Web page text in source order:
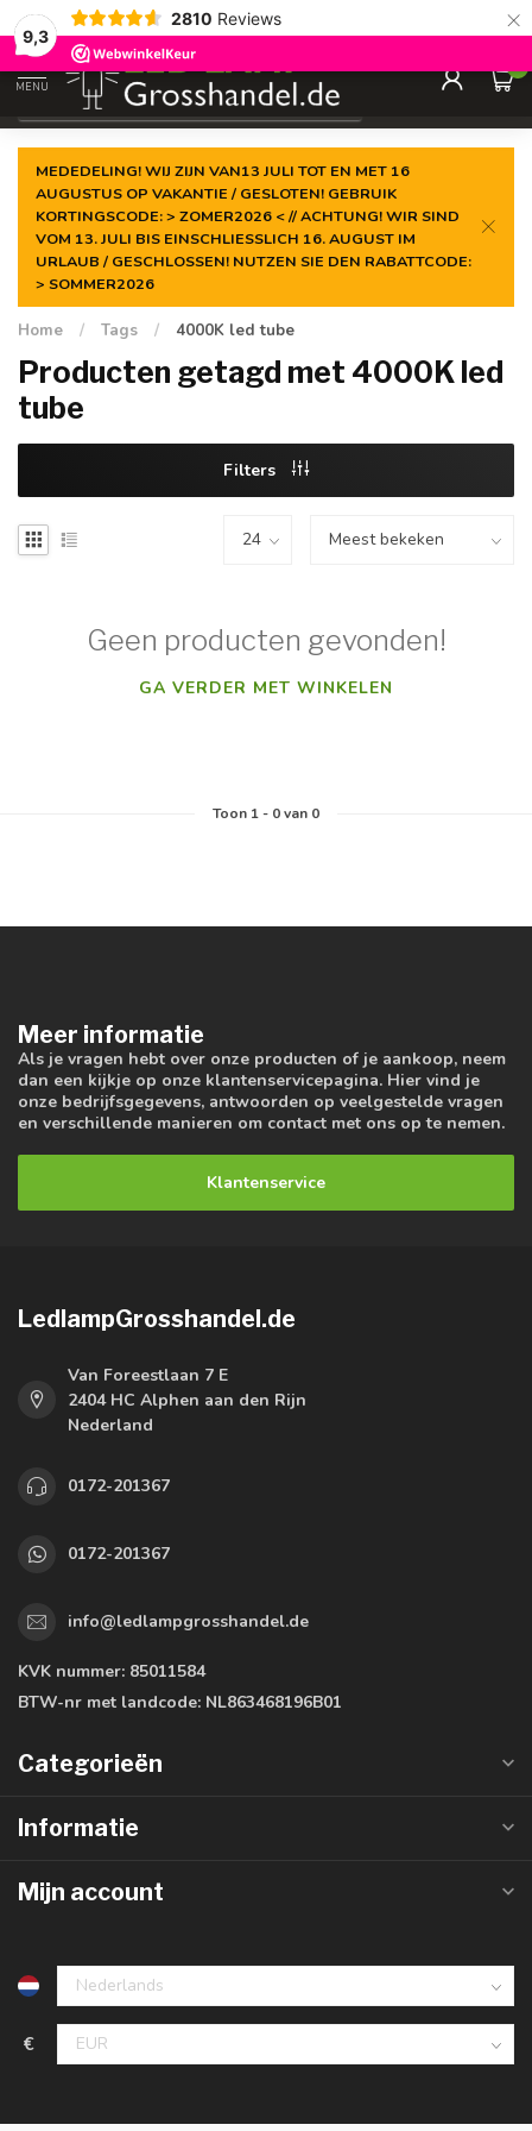
9,3
2810 Reviews ×
Gegarandeerde delaagste prijs
MENU
0
MEDEDELING! WIJ ZIJN VAN13 JULI TOT EN MET 16
AUGUSTUS OP VAKANTIE / GESLOTEN! GEBRUIK
KORTINGSCODE: > ZOMER2026 < // ACHTUNG! WIR SIND
VOM 13. JULI BIS EINSCHLIESSLICH 16. AUGUST IM
URLAUB / GESCHLOSSEN! NUTZEN SIE DEN RABATTCODE:
> SOMMER2026
Home / Tags / 4000K led tube
Producten getagd met 4000K led
tube
Filters
Geen producten gevonden!
GA VERDER MET WINKELEN
Toon 1- 0van 0
Meer informatie
Als je vragen hebt over onze producten of je aankoop, neem
dan een kijkje op onze klantenservicepagina. Hier vind je
onze bedrijfsgegevens, antwoorden op veelgestelde vragen
en verschillende manieren om contact met ons op te nemen.
Klantenservice
LedlampGrosshandel.de
Van Foreestlaan 7 E
2404 HC Alphen aan den Rijn
Nederland
0172-201367
0172-201367
info@ledlampgrosshandel.de
KVK nummer: 85011584
BTW-nr met landcode: NL863468196B01
Categorieën
Informatie
Mijn account
€